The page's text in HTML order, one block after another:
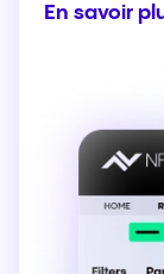
En savoir